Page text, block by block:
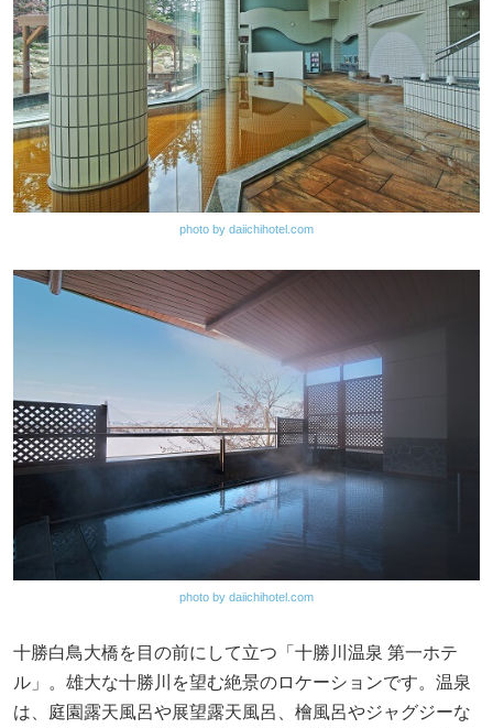
photo by daiichihotel.com
photo by daiichihotel.com
十勝白鳥大橋を目の前にして立つ「十勝川温泉 第一ホテ
ル」。雄大な十勝川を望む絶景のロケーションです。温泉
は、庭園露天風呂や展望露天風呂、檜風呂やジャグジーな